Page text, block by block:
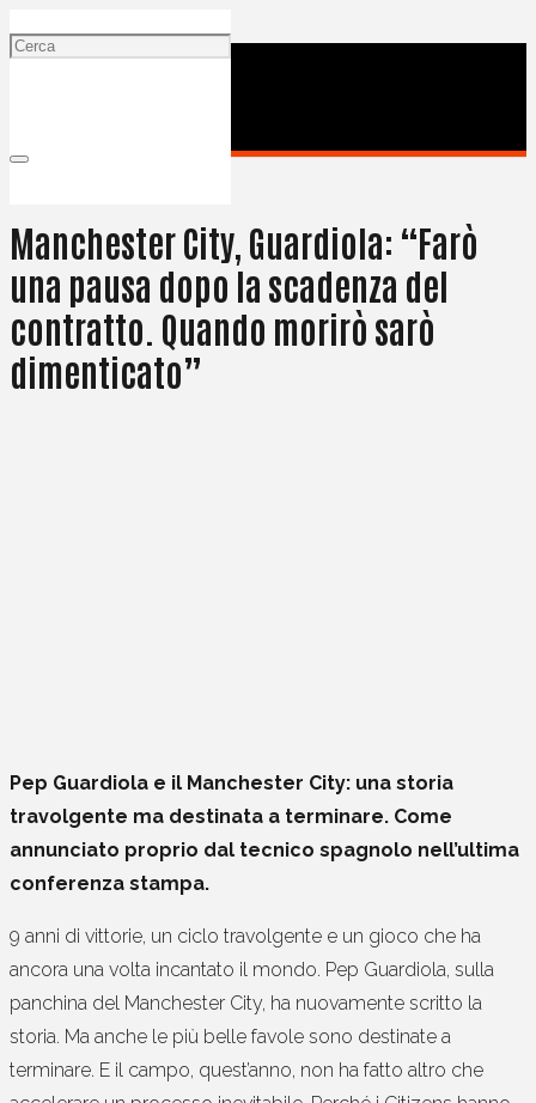
Manchester City, Guardiola: “Farò
una pausa dopo la scadenza del
contratto. Quando morirò sarò
dimenticato”
Pep Guardiola e il Manchester City: una storia
travolgente ma destinata a terminare. Come
annunciato proprio dal tecnico spagnolo nell’ultima
conferenza stampa.
9 anni di vittorie, un ciclo travolgente e un gioco che ha
ancora una volta incantato il mondo. Pep Guardiola, sulla
panchina del Manchester City, ha nuovamente scritto la
storia. Ma anche le più belle favole sono destinate a
terminare. E il campo, quest’anno, non ha fatto altro che